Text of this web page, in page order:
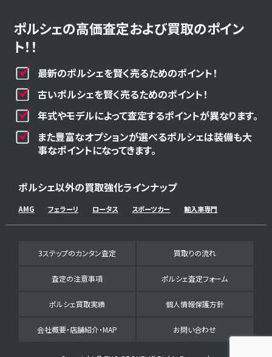
ポルシェの高価査定および買取のポイン
ト！！
最新のポルシェを賢く売るためのポイント！
古いポルシェを賢く売るためのポイント！
年式やモデルによって査定するポイントが異なります。
また豊富なオプションが選べるポルシェは装備も大
事なポイントになってきます。
ポルシェ以外の買取強化ラインナップ
AMG フェラーリ ロータス スポーツカー 輸入車専門
3ステップのカンタン査定 買取りの流れ
査定の注意事項 ポルシェ査定フォーム
ポルシェ買取実績 個人情報保護方針
会社概要・店舗紹介・MAP お問い合わせ